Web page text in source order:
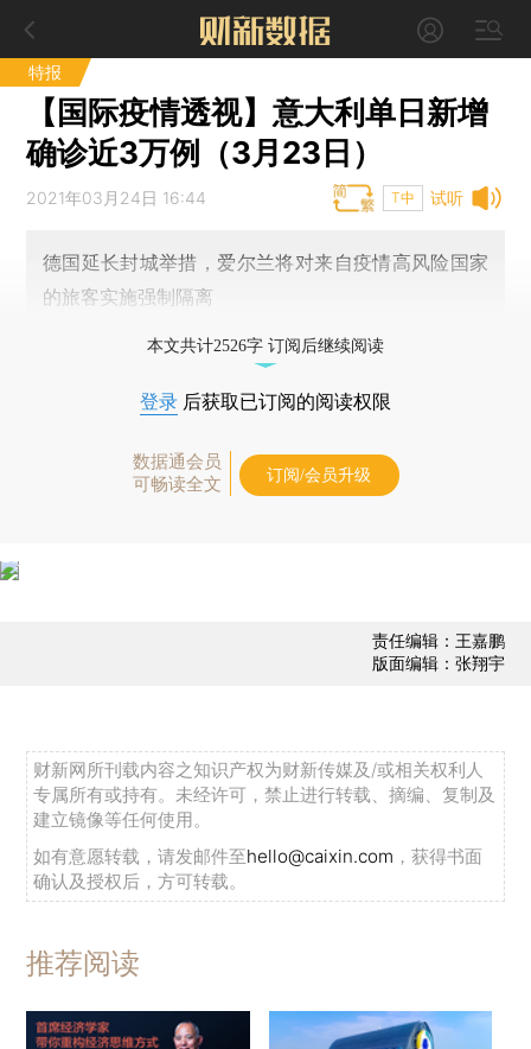
特报
【国际疫情透视】意大利单日新增
确诊近3万例（3月23日）
试听
2021年03月24日 16:44 T中
德国延长封城举措，爱尔兰将对来自疫情高风险国家
的旅客实施强制隔离
本文共计2526字 订阅后继续阅读
登录 后获取已订阅的阅读权限
数据通会员
可畅读全文
订阅/会员升级
责任编辑：王嘉鹏
版面编辑：张翔宇
财新网所刊载内容之知识产权为财新传媒及/或相关权利人
专属所有或持有。未经许可，禁止进行转载、摘编、复制及
建立镜像等任何使用。
如有意愿转载，请发邮件至hello@caixin.com ，获得书面
确认及授权后，方可转载。
推荐阅读